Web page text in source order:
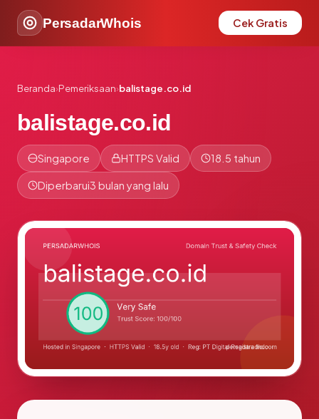
PersadarWhois Cek Gratis
Beranda›Pemeriksaan›balistage.co.id
balistage.co.id
Singapore HTTPS Valid 18.5 tahun
Diperbarui3 bulan yang lalu